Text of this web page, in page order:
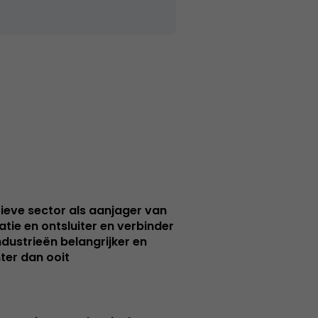
sector als aanjager van
en ontsluiter en verbinder
belangrijker en
dan ooit